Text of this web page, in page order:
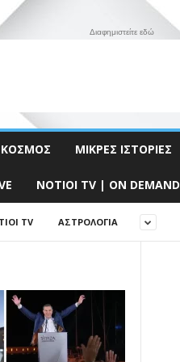
Διαφημιστείτε εδώ
ΚΌΣΜΟΣ ΜΙΚΡΈΣ ΙΣΤΟΡΊΕΣ
NOTIOI TV | ON DEMAND
TV ΑΣΤΡΟΛΟΓΊΑ